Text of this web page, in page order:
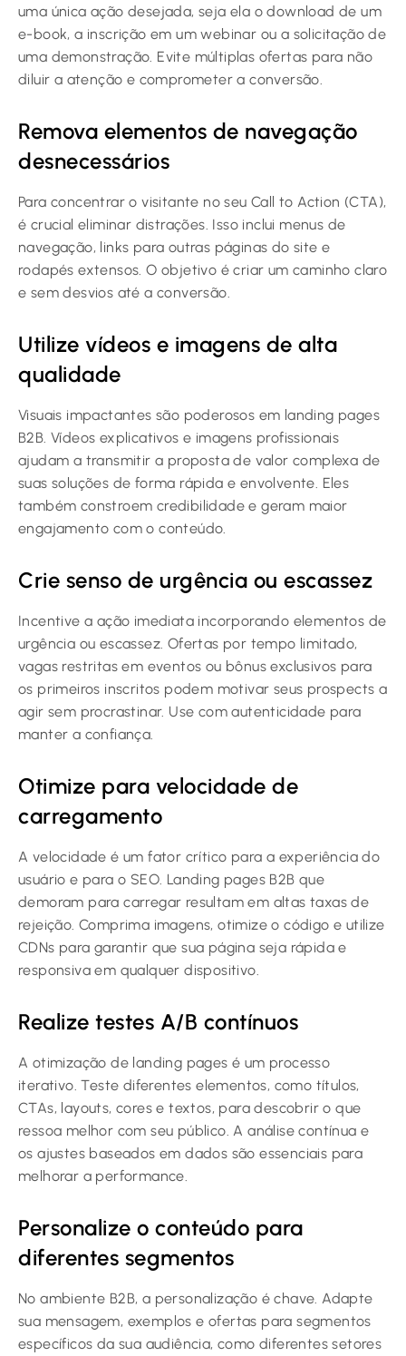
uma única ação desejada, seja ela o download de um
e-book, a inscrição em um webinar ou a solicitação de
uma demonstração. Evite múltiplas ofertas para não
diluir a atenção e comprometer a conversão.
Remova elementos de navegação
desnecessários
Para concentrar o visitante no seu Call to Action (CTA),
é crucial eliminar distrações. Isso inclui menus de
navegação, links para outras páginas do site e
rodapés extensos. O objetivo é criar um caminho claro
e sem desvios até a conversão.
Utilize vídeos e imagens de alta
qualidade
Visuais impactantes são poderosos em landing pages
B2B. Vídeos explicativos e imagens profissionais
ajudam a transmitir a proposta de valor complexa de
suas soluções de forma rápida e envolvente. Eles
também constroem credibilidade e geram maior
engajamento com o conteúdo.
Crie senso de urgência ou escassez
Incentive a ação imediata incorporando elementos de
urgência ou escassez. Ofertas por tempo limitado,
vagas restritas em eventos ou bônus exclusivos para
os primeiros inscritos podem motivar seus prospects a
agir sem procrastinar. Use com autenticidade para
manter a confiança.
Otimize para velocidade de
carregamento
A velocidade é um fator crítico para a experiência do
usuário e para o SEO. Landing pages B2B que
demoram para carregar resultam em altas taxas de
rejeição. Comprima imagens, otimize o código e utilize
CDNs para garantir que sua página seja rápida e
responsiva em qualquer dispositivo.
Realize testes A/B contínuos
A otimização de landing pages é um processo
iterativo. Teste diferentes elementos, como títulos,
CTAs, layouts, cores e textos, para descobrir o que
ressoa melhor com seu público. A análise contínua e
os ajustes baseados em dados são essenciais para
melhorar a performance.
Personalize o conteúdo para
diferentes segmentos
No ambiente B2B, a personalização é chave. Adapte
sua mensagem, exemplos e ofertas para segmentos
específicos da sua audiência, como diferentes setores